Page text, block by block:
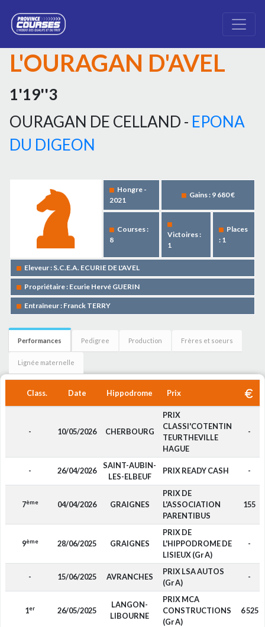
L'OURAGAN D'AVEL
1'19''3
OURAGAN DE CELLAND - EPONA
DU DIGEON
Hongre -
2021
Gains : 9 680 €
Courses :
8
Victoires :
1
Places
: 1
Eleveur : S.C.E.A. ECURIE DE L'AVEL
Propriétaire : Ecurie Hervé GUERIN
Entraîneur : Franck TERRY
Performances Pedigree Production Frères et soeurs
Lignée maternelle
Class. Date Hippodrome Prix
- 10/05/2026 CHERBOURG
PRIX
CLASSI'COTENTIN
TEURTHEVILLE
HAGUE
-
- 26/04/2026
SAINT-AUBIN-
LES-ELBEUF
PRIX READY CASH -
7ème 04/04/2026 GRAIGNES
PRIX DE
L'ASSOCIATION
PARENTIBUS
155
9ème 28/06/2025 GRAIGNES
PRIX DE
L'HIPPODROME DE
LISIEUX (Gr A)
-
- 15/06/2025 AVRANCHES
PRIX LSA AUTOS
(Gr A)
-
1er 26/05/2025
LANGON-
LIBOURNE
PRIX MCA
CONSTRUCTIONS
(Gr A)
6 525